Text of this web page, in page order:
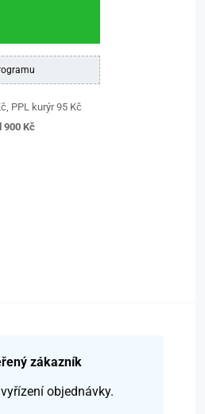
PPL kurýr 95 Kč
900 Kč
zákazník
objednávky.